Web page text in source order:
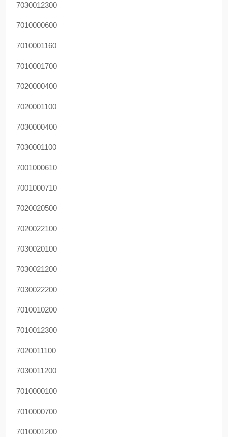
7030012300
7010000600
7010001160
7010001700
7020000400
7020001100
7030000400
7030001100
7001000610
7001000710
7020020500
7020022100
7030020100
7030021200
7030022200
7010010200
7010012300
7020011100
7030011200
7010000100
7010000700
7010001200